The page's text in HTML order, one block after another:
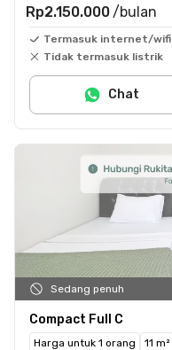
Rp2.150.000 /bulan
Termasuk internet/wifi
Tidak termasuk listrik
Chat
Sedang penuh
Compact Full C
Harga untuk 1 orang
11 m²